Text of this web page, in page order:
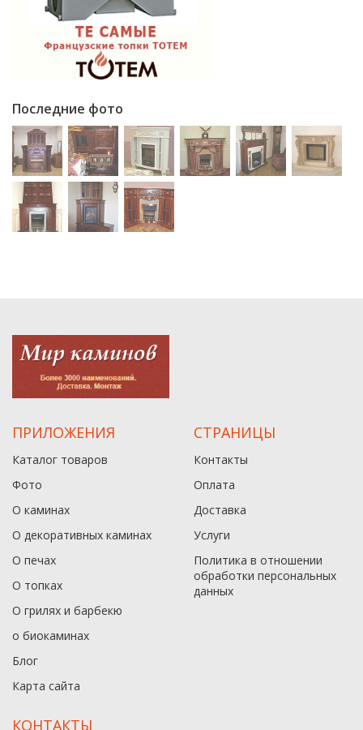
Последние фото
ПРИЛОЖЕНИЯ
Каталог товаров
Фото
О каминах
О декоративных каминах
О печах
О топках
О грилях и барбекю
о биокаминах
Блог
Карта сайта
СТРАНИЦЫ
Контакты
Оплата
Доставка
Услуги
Политика в отношении
обработки персональных
данныx
КОНТАКТЫ